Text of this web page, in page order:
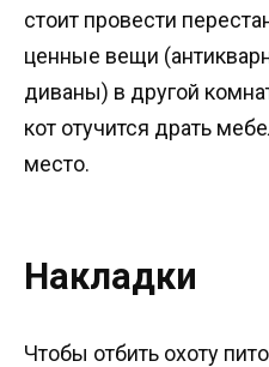
стоит провести
ценные вещи
диваны) в другой
кот отучится драть
место.
Накладки
Чтобы отбить охоту